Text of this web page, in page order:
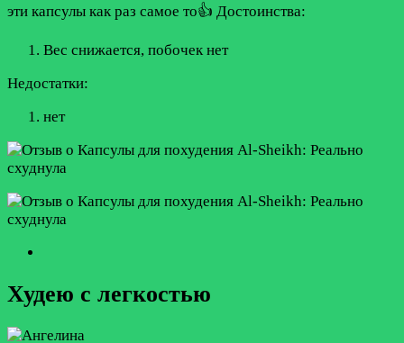
эти капсулы как раз самое то👍 Достоинства:
Вес снижается, побочек нет
Недостатки:
нет
Худею с легкостью